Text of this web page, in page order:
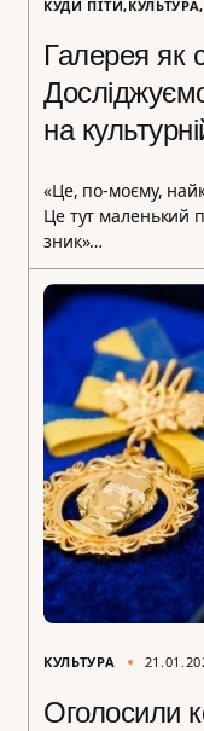
КУДИ ПІТИ КУЛЬТУРА
Галерея як
на
«Це, по-моєму,
Це тут маленький
зник»…
КУЛЬТУРА
Оголосили